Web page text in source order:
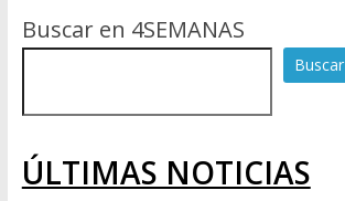
Buscar en 4SEMANAS
Buscar
ÚLTIMAS NOTICIAS